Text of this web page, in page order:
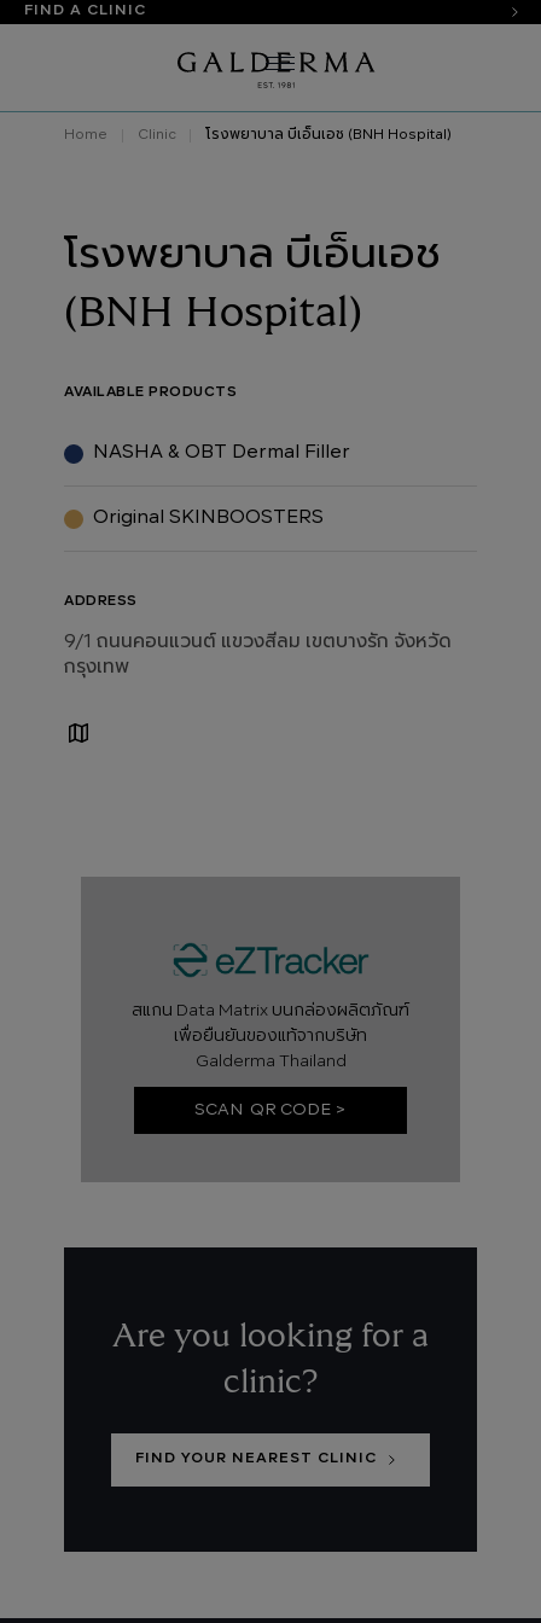
FIND A CLINIC
Home Clinic โรงพยาบาล บีเอ็นเอช (BNH Hospital)
โรงพยาบาล บีเอ็นเอช
(BNH Hospital)
AVAILABLE PRODUCTS
NASHA & OBT Dermal Filler
Original SKINBOOSTERS
ADDRESS
9/1 ถนนคอนแวนต์ แขวงสีลม เขตบางรัก จังหวัด
กรุงเทพ
สแกน Data Matrix บนกล่องผลิตภัณฑ์
เพื่อยืนยันของแท้จากบริษัท
Galderma Thailand
SCAN QR CODE >
Are you looking for a
clinic?
FIND YOUR NEAREST CLINIC